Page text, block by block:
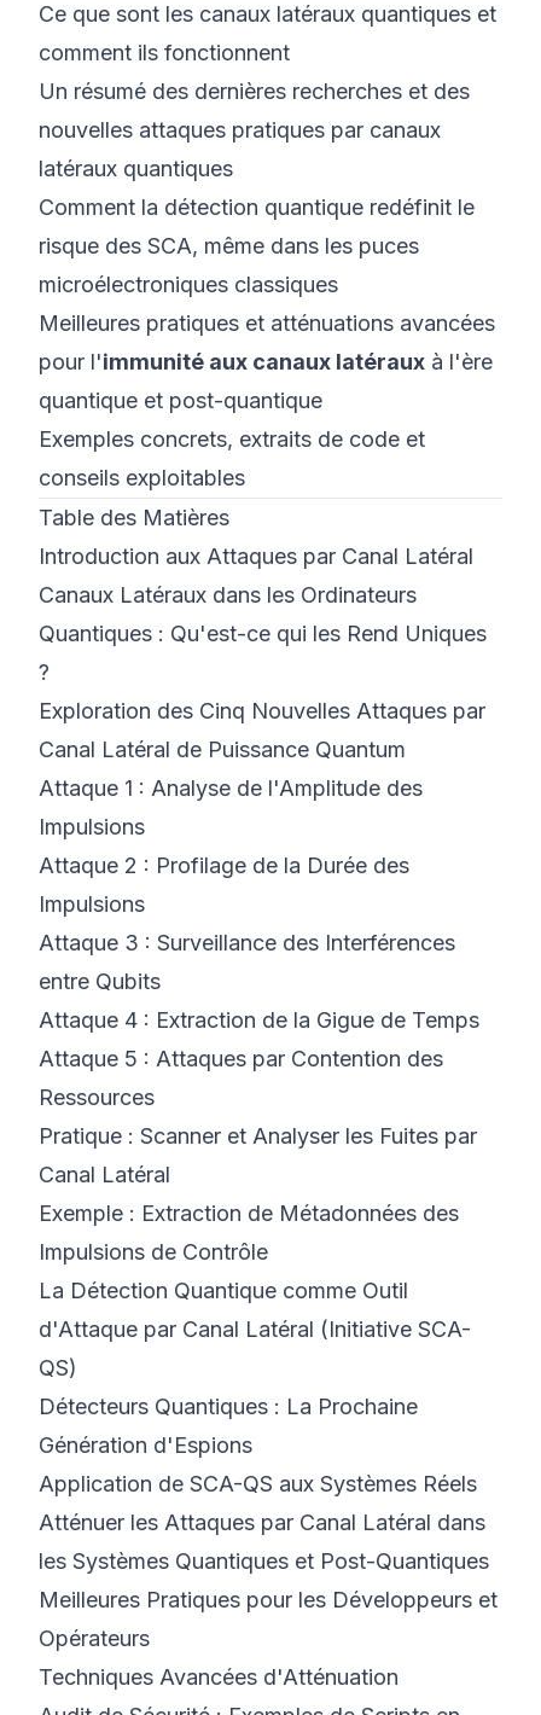
Ce que sont les canaux latéraux quantiques et
comment ils fonctionnent
Un résumé des dernières recherches et des
nouvelles attaques pratiques par canaux
latéraux quantiques
Comment la détection quantique redéfinit le
risque des SCA, même dans les puces
microélectroniques classiques
Meilleures pratiques et atténuations avancées
pour l'immunité aux canaux latéraux à l'ère
quantique et post-quantique
Exemples concrets, extraits de code et
conseils exploitables
Table des Matières
Introduction aux Attaques par Canal Latéral
Canaux Latéraux dans les Ordinateurs
Quantiques : Qu'est-ce qui les Rend Uniques
?
Exploration des Cinq Nouvelles Attaques par
Canal Latéral de Puissance Quantum
Attaque 1 : Analyse de l'Amplitude des
Impulsions
Attaque 2 : Profilage de la Durée des
Impulsions
Attaque 3 : Surveillance des Interférences
entre Qubits
Attaque 4 : Extraction de la Gigue de Temps
Attaque 5 : Attaques par Contention des
Ressources
Pratique : Scanner et Analyser les Fuites par
Canal Latéral
Exemple : Extraction de Métadonnées des
Impulsions de Contrôle
La Détection Quantique comme Outil
d'Attaque par Canal Latéral (Initiative SCA-
QS)
Détecteurs Quantiques : La Prochaine
Génération d'Espions
Application de SCA-QS aux Systèmes Réels
Atténuer les Attaques par Canal Latéral dans
les Systèmes Quantiques et Post-Quantiques
Meilleures Pratiques pour les Développeurs et
Opérateurs
Techniques Avancées d'Atténuation